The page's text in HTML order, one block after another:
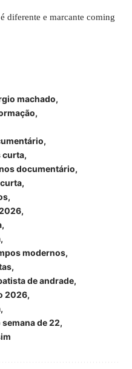
diferente e marcante coming
machado
curta
documentário
modernos
de andrade
2026
de 22